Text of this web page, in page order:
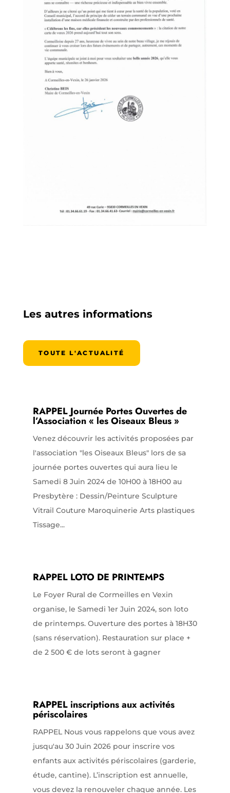
Les autres informations
TOUTE L'ACTUALITÉ
RAPPEL Journée Portes Ouvertes de
l’Association « les Oiseaux Bleus »
Venez découvrir les activités proposées par
l'association "les Oiseaux Bleus" lors de sa
journée portes ouvertes qui aura lieu le
Samedi 8 Juin 2024 de 10H00 à 18H00 au
Presbytère : Dessin/Peinture Sculpture
Vitrail Couture Maroquinerie Arts plastiques
Tissage...
RAPPEL LOTO DE PRINTEMPS
Le Foyer Rural de Cormeilles en Vexin
organise, le Samedi 1er Juin 2024, son loto
de printemps. Ouverture des portes à 18H30
(sans réservation). Restauration sur place +
de 2 500 € de lots seront à gagner
RAPPEL inscriptions aux activités
périscolaires
RAPPEL Nous vous rappelons que vous avez
jusqu'au 30 Juin 2026 pour inscrire vos
enfants aux activités périscolaires (garderie,
étude, cantine). L’inscription est annuelle,
vous devez la renouveler chaque année. Les